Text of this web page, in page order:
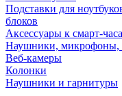
Подставки для
блоков
Аксессуары к смарт-
Наушники, микрофоны,
Веб-камеры
Колонки
Наушники и гарнитуры